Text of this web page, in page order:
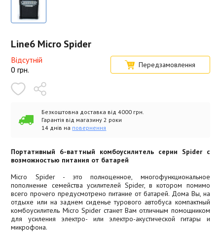
Line6 Micro Spider
Відсутній
0 грн. Передзамовлення
Безкоштовна доставка від 4000 грн.
Гарантія від магазину 2 роки
14 днів на повернення
Портативный 6-ваттный комбоусилитель серии Spider с
возможностью питания от батарей
Micro Spider - это полноценное, многофункциональное
пополнение семейства усилителей Spider, в котором помимо
всего прочего предусмотрено питание от батарей. Дома Вы, на
отдыхе или на заднем сиденье турового автобуса компактный
комбоусилитель Micro Spider станет Вам отличным помощником
для усиления электро- или электро-акустической гитары и
микрофона.